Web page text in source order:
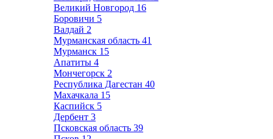
Великий Новгород 16
Боровичи 5
Валдай 2
Мурманская область 41
Мурманск 15
Апатиты 4
Мончегорск 2
Республика Дагестан 40
Махачкала 15
Каспийск 5
Дербент 3
Псковская область 39